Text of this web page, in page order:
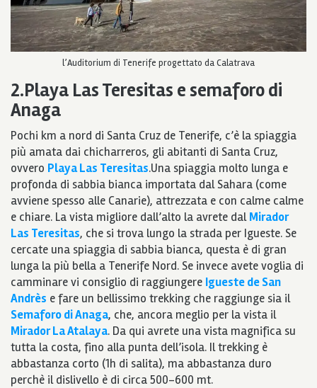
l’Auditorium di Tenerife progettato da Calatrava
2.Playa Las Teresitas e semaforo di
Anaga
Pochi km a nord di Santa Cruz de Tenerife, c’è la spiaggia
più amata dai chicharreros, gli abitanti di Santa Cruz,
ovvero Playa Las Teresitas.Una spiaggia molto lunga e
profonda di sabbia bianca importata dal Sahara (come
avviene spesso alle Canarie), attrezzata e con calme calme
e chiare. La vista migliore dall’alto la avrete dalMirador
Las Teresitas, che si trova lungo la strada per Igueste. Se
cercate una spiaggia di sabbia bianca, questa è di gran
lunga la più bella a Tenerife Nord. Se invece avete voglia di
camminare vi consiglio di raggiungere Igueste de San
Andrès e fare un bellissimo trekking che raggiunge sia il
Semaforo di Anaga, che, ancora meglio per la vista il
Mirador La Atalaya. Da qui avrete una vista magnifica su
tutta la costa, fino alla punta dell’isola. Il trekking è
abbastanza corto (1h di salita), ma abbastanza duro
perchè il dislivello è di circa 500-600 mt.